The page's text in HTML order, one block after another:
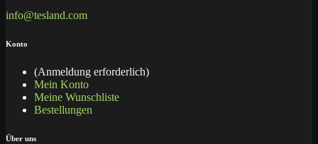
info@tesland.com
Konto
(Anmeldung erforderlich)
Mein Konto
Meine Wunschliste
Bestellungen
Über uns